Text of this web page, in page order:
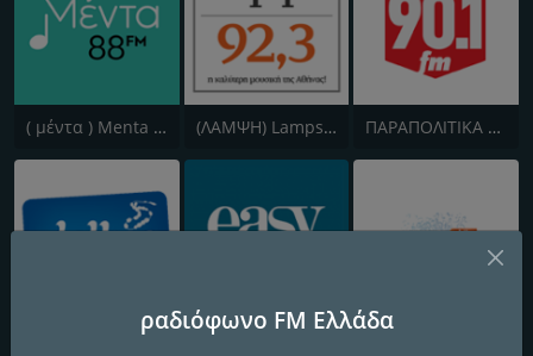
( μέντα ) Menta 88 FM (ΛΑΜΨΗ) Lampsi 92.3 FM ΠΑΡΑΠΟΛΙΤΙΚΑ 90.1 FM
ραδιόφωνο FM Ελλάδα